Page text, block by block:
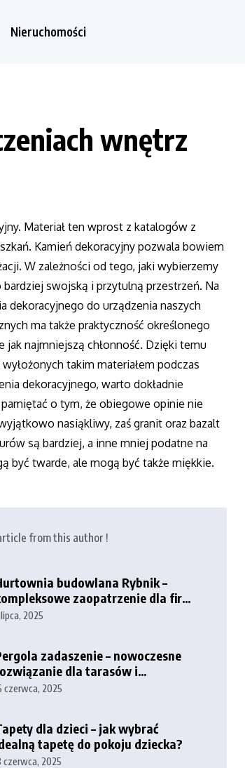
Nieruchomości
wnętrz
Materiał ten wprost z katalogów z
Kamień dekoracyjny pozwala bowiem
W zależności od tego, jaki wybierzemy
swojską i przytulną przestrzeń. Na
dekoracyjnego do urządzenia naszych
ma także praktyczność określonego
najmniejszą chłonność. Dzięki temu
takim materiałem podczas
dekoracyjnego, warto dokładnie
o tym, że obiegowe opinie nie
nasiąkliwy, zaś granit oraz bazalt
są bardziej, a inne mniej podatne na
być twarde, ale mogą być także miękkie.
from this author !
budowlana Rybnik –
zaopatrzenie dla firm
indywidualnych
2025
zadaszenie – nowoczesne
dla tarasów i
zewnętrznych
czerwca, 2025
dla dzieci – jak wybrać
tapetę do pokoju dziecka?
czerwca, 2025